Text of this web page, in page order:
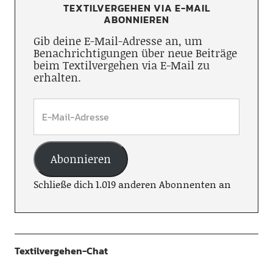
TEXTILVERGEHEN VIA E-MAIL
ABONNIEREN
Gib deine E-Mail-Adresse an, um
Benachrichtigungen über neue Beiträge
beim Textilvergehen via E-Mail zu
erhalten.
Abonnieren
Schließe dich 1.019 anderen Abonnenten an
Textilvergehen-Chat